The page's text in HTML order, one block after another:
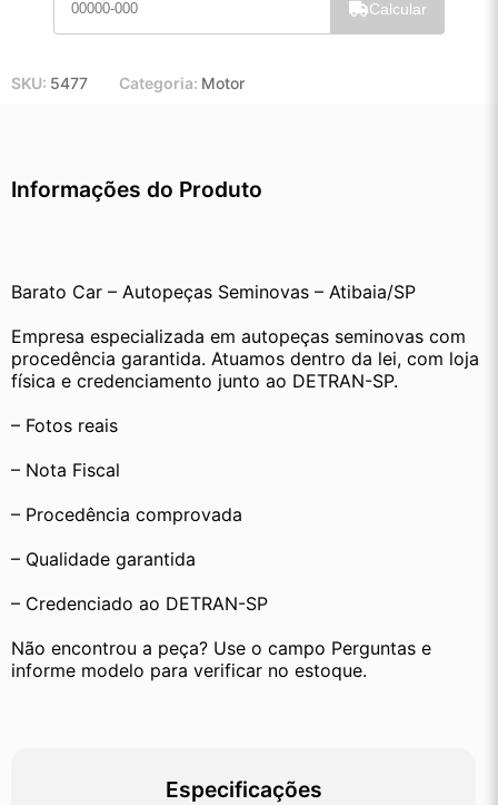
11x de R$ 81,61
Calcular
SKU: 5477 Categoria: Motor
Informações do Produto
Barato Car – Autopeças Seminovas – Atibaia/SP
Empresa especializada em autopeças seminovas com
procedência garantida. Atuamos dentro da lei, com loja
física e credenciamento junto ao DETRAN-SP.
– Fotos reais
– Nota Fiscal
– Procedência comprovada
– Qualidade garantida
– Credenciado ao DETRAN-SP
Não encontrou a peça? Use o campo Perguntas e
informe modelo para verificar no estoque.
Especificações